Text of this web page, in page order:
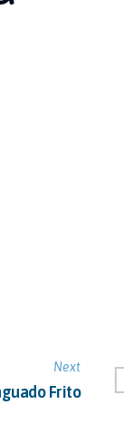
Next
Frito